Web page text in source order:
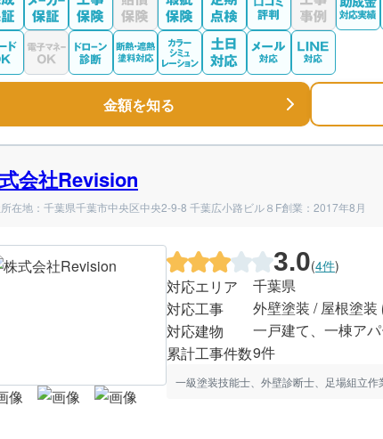
金額を知る
会社Revision
在地：千葉県千葉市中央区中央2-9-8 千葉広小路ビル８F創業：2017年8月
3.0(4件)
対応エリア
千葉県
対応工事
外壁塗装 / 屋根塗装
対応建物
一戸建て、一棟アパ
累計工事件数9件
一級塗装技能士、外壁診断士、足場組立